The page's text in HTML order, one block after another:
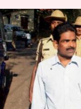
हत्या के
किलर
कारावास
लेखन भारत शर्मा Feb 19,
क्या है खबर?